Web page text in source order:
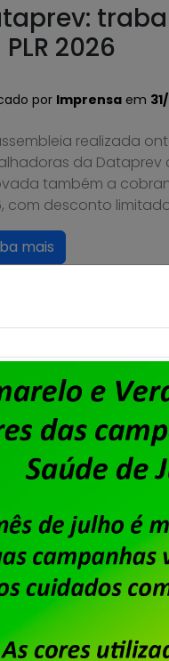
2026
por Imprensa em
realizada
da Dataprev
também a
com desconto
mais
–
por Imprensa em
do Sindpd-RJ
assembleia com
e deliberar sobre a
E SERVIÇOS
mais
–